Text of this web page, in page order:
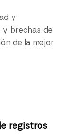
y
y brechas de
de la mejor
registros